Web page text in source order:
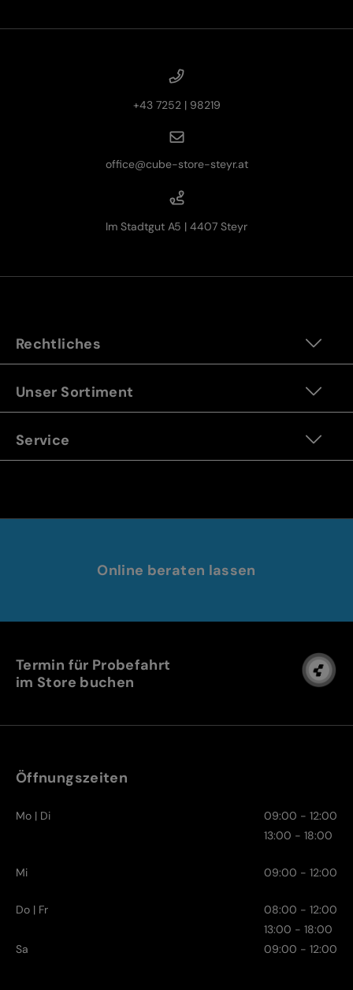
+43 7252 | 98219
office@cube-store-steyr.at
Im Stadtgut A5 | 4407 Steyr
Rechtliches
Unser Sortiment
Service
Online beraten lassen
Termin für Probefahrt
im Store buchen
Öffnungszeiten
Mo | Di
09:00 - 12:00
13:00 - 18:00
Mi 09:00 - 12:00
Do | Fr
08:00 - 12:00
13:00 - 18:00
Sa
09:00 - 12:00